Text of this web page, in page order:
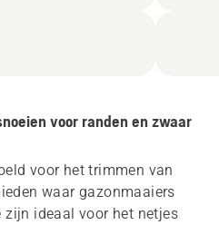
voor randen en zwaar
voor het trimmen van
waar gazonmaaiers
zijn ideaal voor het netjes